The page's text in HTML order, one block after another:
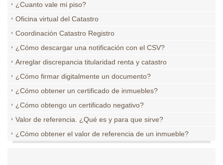
¿Cuanto vale mi piso?
Oficina virtual del Catastro
Coordinación Catastro Registro
¿Cómo descargar una notificación con el CSV?
Arreglar discrepancia titularidad renta y catastro
¿Cómo firmar digitalmente un documento?
¿Cómo obtener un certificado de inmuebles?
¿Cómo obtengo un certificado negativo?
Valor de referencia. ¿Qué es y para que sirve?
¿Cómo obtener el valor de referencia de un inmueble?